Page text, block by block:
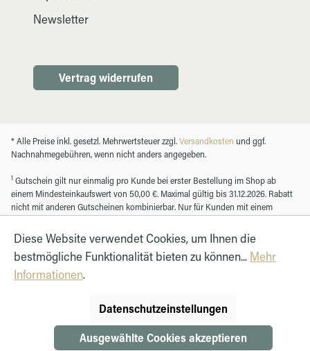
Newsletter
Vertrag widerrufen
* Alle Preise inkl. gesetzl. Mehrwertsteuer zzgl.Versandkosten und ggf.
Nachnahmegebühren, wenn nicht anders angegeben.
1 Gutschein gilt nur einmalig pro Kunde bei erster Bestellung im Shop ab
einem Mindesteinkaufswert von 50,00 €. Maximal gültig bis 31.12.2026. Rabatt
nicht mit anderen Gutscheinen kombinierbar. Nur für Kunden mit einem
Diese Website verwendet Cookies, um Ihnen die
bestmögliche Funktionalität bieten zu können... Mehr
Informationen.
Datenschutzeinstellungen
Ausgewählte Cookies akzeptieren